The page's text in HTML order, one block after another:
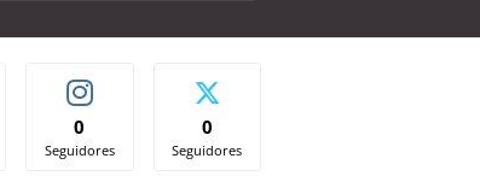
0
Seguidores
0
Seguidores